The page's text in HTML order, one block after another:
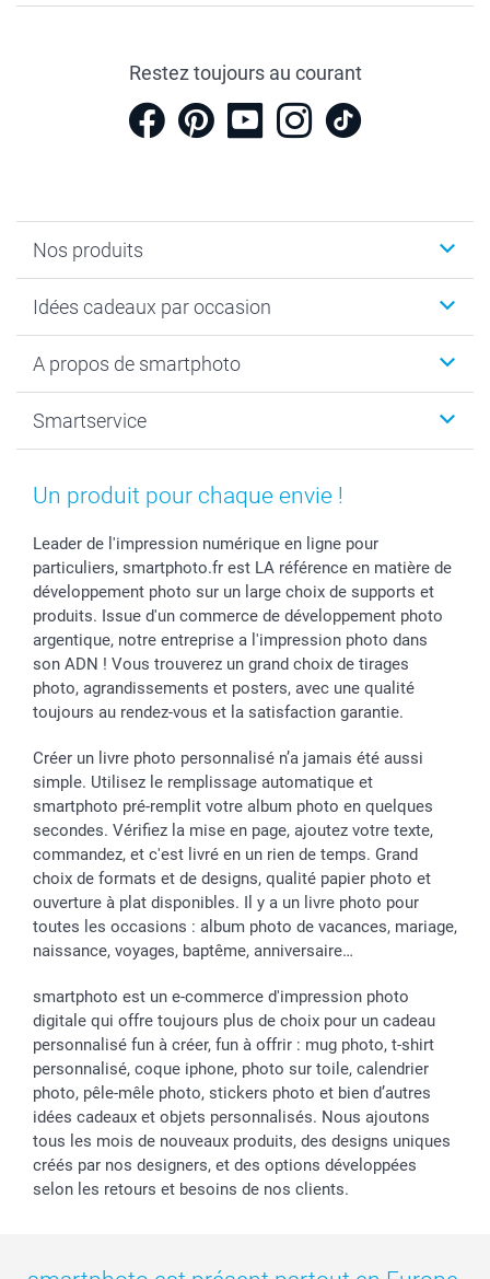
Restez toujours au courant
Nos produits
Calendrier photo & Agenda photo
Tirage photo & agrandissement
Faire-part & Cartes
Coques smartphone
Cadres photo & accessoires déco
Dénicheur d'idées cadeau
Idées cadeaux par occasion
Anniversaire
Naissance & baptême
Fête des Mères
Communion
Baptême
Toussaint
Rentrée des classes
Saint-Valentin
Vacances
A propos de smartphoto
Plan du site
Droit de rétraction
Vie privée
Gestion des cookies
Tarifs
Partenariats & Influence
Investisseurs
Smartservice
Aide
smartfriends
Livraison
Modes de paiement
Grandes quantités
Statut de ma commande
Un produit pour chaque envie !
Leader de l'impression numérique en ligne pour
particuliers, smartphoto.fr est LA référence en matière de
développement photo sur un large choix de supports et
produits. Issue d'un commerce de développement photo
argentique, notre entreprise a l'impression photo dans
son ADN ! Vous trouverez un grand choix de tirages
photo, agrandissements et posters, avec une qualité
toujours au rendez-vous et la satisfaction garantie.
Créer un livre photo personnalisé n’a jamais été aussi
simple. Utilisez le remplissage automatique et
smartphoto pré-remplit votre album photo en quelques
secondes. Vérifiez la mise en page, ajoutez votre texte,
commandez, et c'est livré en un rien de temps. Grand
choix de formats et de designs, qualité papier photo et
ouverture à plat disponibles. Il y a un livre photo pour
toutes les occasions : album photo de vacances, mariage,
naissance, voyages, baptême, anniversaire…
smartphoto est un e-commerce d'impression photo
digitale qui offre toujours plus de choix pour un cadeau
personnalisé fun à créer, fun à offrir : mug photo, t-shirt
personnalisé, coque iphone, photo sur toile, calendrier
photo, pêle-mêle photo, stickers photo et bien d’autres
idées cadeaux et objets personnalisés. Nous ajoutons
tous les mois de nouveaux produits, des designs uniques
créés par nos designers, et des options développées
selon les retours et besoins de nos clients.